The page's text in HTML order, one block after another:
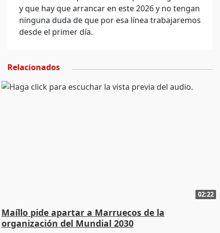
y que hay que arrancar en este 2026 y no tengan
ninguna duda de que por esa línea trabajaremos
desde el primer día.
Relacionados
02:22
Maíllo pide apartar a Marruecos de la
organización del Mundial 2030